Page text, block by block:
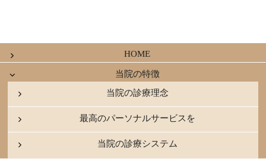
HOME
当院の特徴
当院の診療理念
最高のパーソナルサービスを
当院の診療システム